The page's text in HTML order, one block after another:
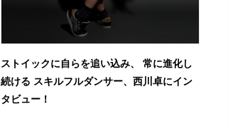
ストイックに自らを追い込み、 常に進化し
続ける スキルフルダンサー、西川卓にイン
タビュー！